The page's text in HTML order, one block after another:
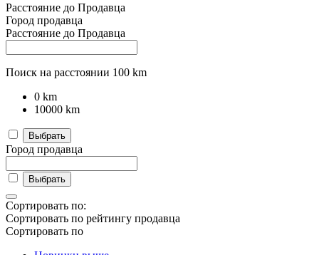
Расстояние до Продавца
Город продавца
Расстояние до Продавца
Поиск на расстоянии 100 km
0 km
10000 km
Выбрать
Город продавца
Выбрать
Сортировать по:
Сортировать по рейтингу продавца
Сортировать по